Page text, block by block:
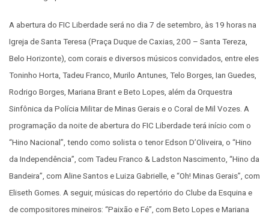
A abertura do FIC Liberdade será no dia 7 de setembro, às 19 horas na
Igreja de Santa Teresa (Praça Duque de Caxias, 200 – Santa Tereza,
Belo Horizonte), com corais e diversos músicos convidados, entre eles
Toninho Horta, Tadeu Franco, Murilo Antunes, Telo Borges, Ian Guedes,
Rodrigo Borges, Mariana Brant e Beto Lopes, além da Orquestra
Sinfônica da Polícia Militar de Minas Gerais e o Coral de Mil Vozes. A
programação da noite de abertura do FIC Liberdade terá início com o
“Hino Nacional”, tendo como solista o tenor Edson D’Oliveira, o “Hino
da Independência”, com Tadeu Franco & Ladston Nascimento, “Hino da
Bandeira”, com Aline Santos e Luiza Gabrielle, e “Oh! Minas Gerais”, com
Eliseth Gomes. A seguir, músicas do repertório do Clube da Esquina e
de compositores mineiros: “Paixão e Fé”, com Beto Lopes e Mariana